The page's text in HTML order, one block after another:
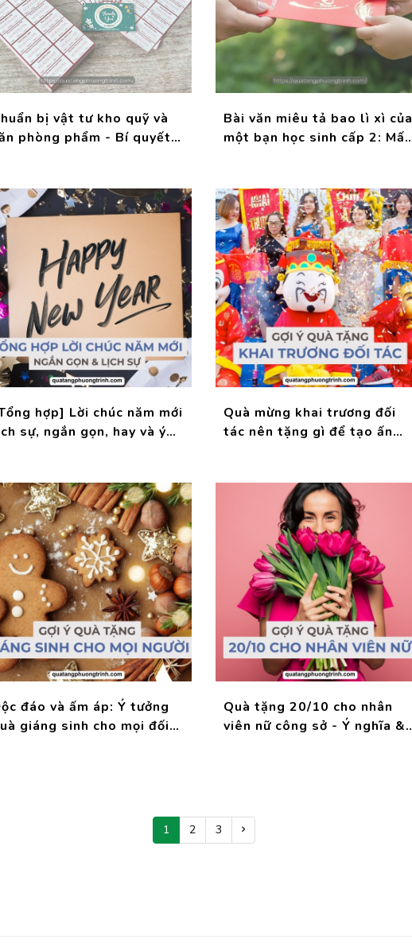
bị vật tư kho quỹ và
phòng phẩm - Bí quyết
nhất
Bài văn miêu tả bao lì xì của
một bạn học sinh cấp 2: Mấy
hợp] Lời chúc năm mới
sự, ngắn gọn, hay và ý
Quà mừng khai trương đối
tác nên tặng gì để tạo ấn
đáo và ấm áp: Ý tưởng
giáng sinh cho mọi đối
Quà tặng 20/10 cho nhân
viên nữ công sở - Ý nghĩa &
1 2 3